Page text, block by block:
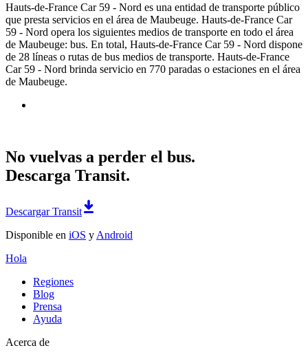
Hauts-de-France Car 59 - Nord es una entidad de transporte público
que presta servicios en el área de Maubeuge. Hauts-de-France Car
59 - Nord opera los siguientes medios de transporte en todo el área
de Maubeuge: bus. En total, Hauts-de-France Car 59 - Nord dispone
de 28 líneas o rutas de bus medios de transporte. Hauts-de-France
Car 59 - Nord brinda servicio en 770 paradas o estaciones en el área
de Maubeuge.
No vuelvas a perder el bus.
Descarga Transit.
Descargar Transit
Disponible en iOS y Android
Hola
Regiones
Blog
Prensa
Ayuda
Acerca de